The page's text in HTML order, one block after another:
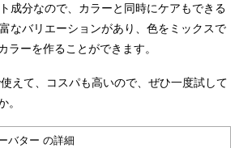
成分なので、カラーと同時にケアもできる
なバリエーションがあり、色をミックスで
ラーを作ることができます。
えて、コスパも高いので、ぜひ一度試して
。
バター の詳細